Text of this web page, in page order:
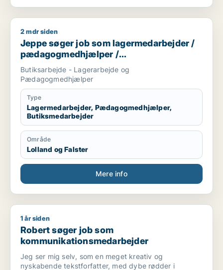
Jeppe søger job som lagermedarbejder /
2 mdr siden
Jeppe søger job som lagermedarbejder /
pædagogmedhjælper /
butiksmedarbejder
Butiksarbejde - Lagerarbejde og
Pædagogmedhjælper
Type
Lagermedarbejder, Pædagogmedhjælper,
Butiksmedarbejder
Område
Lolland og Falster
Mere info
Robert søger job som kommunikationsmedarbejder
1 år siden
Robert søger job som
kommunikationsmedarbejder
Jeg ser mig selv, som en meget kreativ og
nyskabende tekstforfatter, med dybe rødder i